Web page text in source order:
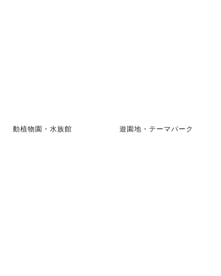
動植物園・水族館 遊園地・テーマパーク